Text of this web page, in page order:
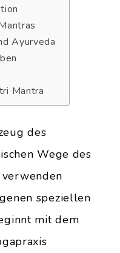
Ayurveda
Mantra
des
Wege des
speziellen
mit dem